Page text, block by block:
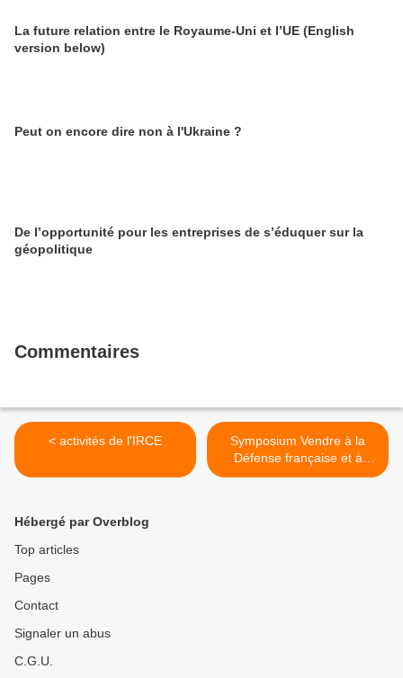
La future relation entre le Royaume-Uni et l’UE (English
version below)
Peut on encore dire non à l'Ukraine ?
De l’opportunité pour les entreprises de s’éduquer sur la
géopolitique
Commentaires
< activités de l'IRCE
Symposium Vendre à la
Défense française et à
l'OTAN du 23 Mai à Dijon >
Hébergé par Overblog
Top articles
Pages
Contact
Signaler un abus
C.G.U.